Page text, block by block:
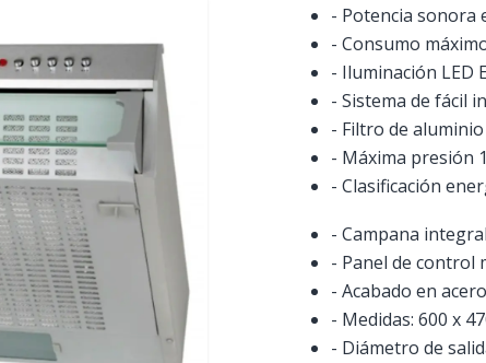
- Potencia sonora
- Consumo
- Iluminación LED
- Sistema de fácil
- Filtro de
- Máxima presión
- Clasificación
- Campana
- Panel de control
- Acabado en
- Medidas: 600 x
- Diámetro de